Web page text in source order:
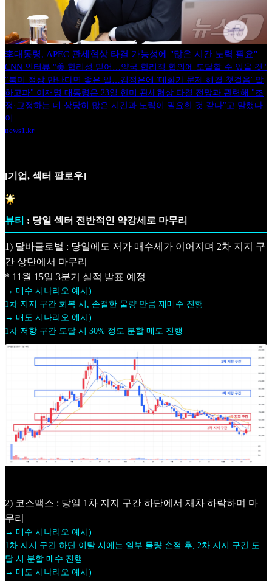
李대통령, APEC 관세협상 타결 가능성에 "많은 시간 노력 필요"
CNN 인터뷰 "美 합리성 믿어…양국 합리적 합의에 도달할 수 있을 것"
"북미 정상 만난다면 좋은 일…김정은에 '대화가 문제 해결 첫걸음' 말
하고파" 이재명 대통령은 23일 한미 관세협상 타결 전망과 관련해 "조
정·교정하는 데 상당히 많은 시간과 노력이 필요한 것 같다"고 말했다.
이
news1.kr
[기업, 섹터 팔로우]
뷰티 : 당일 섹터 전반적인 약강세로 마무리
1) 달바글로벌 : 당일에도 저가 매수세가 이어지며 2차 지지 구
간 상단에서 마무리
* 11월 15일 3분기 실적 발표 예정
→ 매수 시나리오 예시)
1차 지지 구간 회복 시, 손절한 물량 만큼 재매수 진행
→ 매도 시나리오 예시)
1차 저항 구간 도달 시 30% 정도 분할 매도 진행
2) 코스맥스 : 당일 1차 지지 구간 하단에서 재차 하락하며 마
무리
→ 매수 시나리오 예시)
1차 지지 구간 하단 이탈 시에는 일부 물량 손절 후, 2차 지지 구간 도
달 시 분할 매수 진행
→ 매도 시나리오 예시)